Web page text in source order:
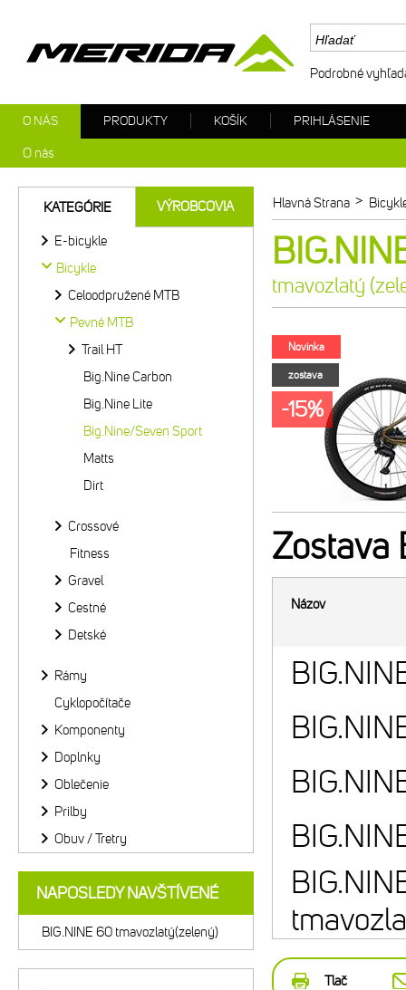
Hlavná Strana >
tmavozlatý
Novinka
zostava
-15%
Zostava
Názov
Tlač
KATEGÓRIE VÝROBCOVIA
E-bicykle
Bicykle
Celoodpružené MTB
Pevné MTB
Trail HT
Big.Nine Carbon
Big.Nine Lite
Big.Nine/Seven Sport
Matts
Dirt
Crossové
Fitness
Gravel
Cestné
Detské
Rámy
Cyklopočítače
Komponenty
Doplnky
Oblečenie
Prilby
Obuv / Tretry
NAPOSLEDY NAVŠTÍVENÉ
BIG.NINE 60 tmavozlatý(zelený)
Podrobné
O NÁS
O nás
PRODUKTY KOŠÍK PRIHLÁSENIE